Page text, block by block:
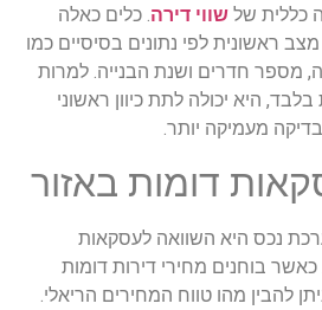
כללית של שווי דירה. כלים כאלה
ראשונית לפי נתונים בסיסיים כמו
מספר חדרים ושנת הבנייה. למרות
היא יכולה לתת כיוון ראשוני
מעמיקה יותר.
דומות באזור
נכס היא השוואה לעסקאות
בוחנים מחירי דירות דומות
להבין מהו טווח המחירים הריאלי.